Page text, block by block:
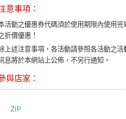
意事項：
活動之優惠券代碼須於使用期限內使用
折價優惠！
上述注意事項，各活動請參照各活動之
息將於本網站上公佈，不另行通知。
與店家：
ZIP